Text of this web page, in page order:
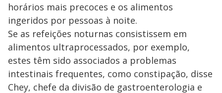
horários mais precoces e os alimentos
ingeridos por pessoas à noite.
Se as refeições noturnas consistissem em
alimentos ultraprocessados, por exemplo,
estes têm sido associados a problemas
intestinais frequentes, como constipação, disse
Chey, chefe da divisão de gastroenterologia e